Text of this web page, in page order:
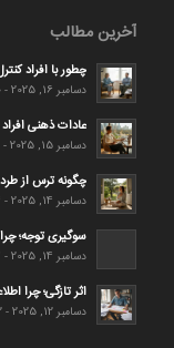
آخرین مطالب
چطور با افراد
دسامبر 16, 2025 - 12:00 ب.ظ
عادات ذهنی
دسامبر 15, 2025 - 10:58 ب.ظ
چگونه ترس از
دسامبر 14, 2025 - 10:54 ب.ظ
سوگیری توجه؛
دسامبر 14, 2025 - 2:17 ق.ظ
اثر تازگی؛ چرا
دسامبر 12, 2025 - 7:52 ب.ظ